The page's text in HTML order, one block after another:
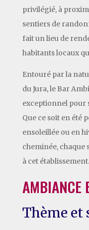
privilégié, à
sentiers de
fait un lieu de
habitants locaux
Entouré par la
du Jura, le Bar
exceptionnel pour
Que ce soit en été
ensoleillée ou en
cheminée, chaque
à cet établissement.
AMBIANCE
Thème et